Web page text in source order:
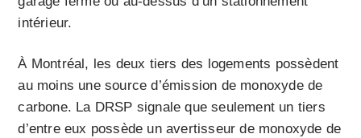
intérieur.
À Montréal, les deux tiers des logements possèdent
au moins une source d’émission de monoxyde de
carbone. La DRSP signale que seulement un tiers
d’entre eux possède un avertisseur de monoxyde de